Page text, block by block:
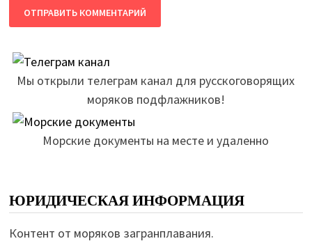
Мы открыли телеграм канал для русскоговорящих
моряков подфлажников!
Морские документы на месте и удаленно
ЮРИДИЧЕСКАЯ ИНФОРМАЦИЯ
Контент от моряков загранплавания.